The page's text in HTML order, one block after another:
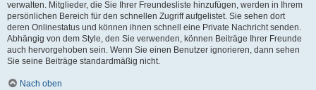
verwalten. Mitglieder, die Sie Ihrer Freundesliste hinzufügen, werden in Ihrem
persönlichen Bereich für den schnellen Zugriff aufgelistet. Sie sehen dort
deren Onlinestatus und können ihnen schnell eine Private Nachricht senden.
Abhängig von dem Style, den Sie verwenden, können Beiträge Ihrer Freunde
auch hervorgehoben sein. Wenn Sie einen Benutzer ignorieren, dann sehen
Sie seine Beiträge standardmäßig nicht.
Nach oben